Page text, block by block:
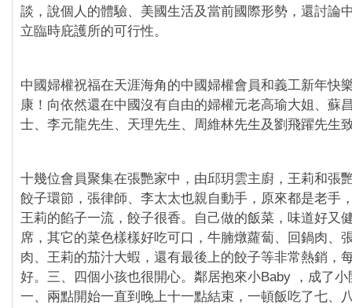
談，說個人的體驗、美國生活及當前國際形勢，還討論
立臨時庇護所的可行性。
中國婦權祝福在天涯海角的中國婦權會員和義工新年快
康！向依然還在中國沒有自由的婦權元老高瑜大姐、蘇
士、李元龍先生、天理先生、周維林先生及劉飛躍先生
十幾位會員聚集在張艷家中，由邱玥雲主廚，王莉和張
餃子環節，張律師、李太太也親自動手，原來都是老手
王莉的餡子一流，餃子很香。自己做的飯菜，味道好又
席，其它的菜色樣樣好吃可口，牛腩燉蘿蔔、回鍋肉、
肉、王莉的茄汁大蝦，還有最後上的餃子等非常熱銷，
好。三、四個小孩也很開心。鄰居抱來小Baby ，成了
一、兩點開始一直到晚上十一點結束，一頓飯吃了七、